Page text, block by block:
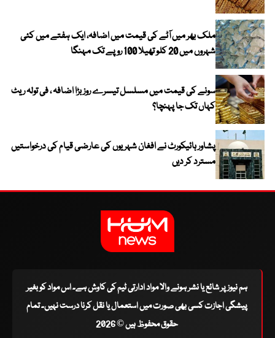
ملک بھر میں آٹے کی قیمت میں اضافہ، ایک ہفتے میں کئی
شہروں میں 20 کلو تھیلا 100 روپے تک مہنگا
سونے کی قیمت میں مسلسل تیسرے روز بڑا اضافہ ، فی تولہ ریٹ
کہاں تک جا پہنچا؟
پشاور ہائیکورٹ نے افغان شہریوں کی عارضی قیام کی درخواستیں
مسترد کر دیں
ہم نیوز پر شائع یا نشر ہونے والا مواد ادارتی ٹیم کی کاوش ہے۔ اس مواد کو بغیر
پیشگی اجازت کسی بھی صورت میں استعمال یا نقل کرنا درست نہیں۔ تمام
حقوق محفوظ ہیں © 2026